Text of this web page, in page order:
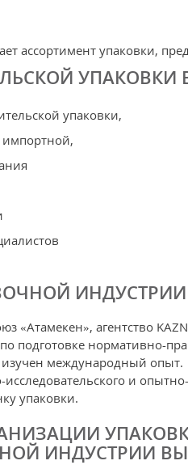
ассортимент упаковки,
УПАКОВКИ
упаковки,
импортной,
ИНДУСТРИИ
«Атамекен», агентство
подготовке нормативно-
изучен международный опыт.
исследовательского и
упаковки.
ИНДУСТРИИ